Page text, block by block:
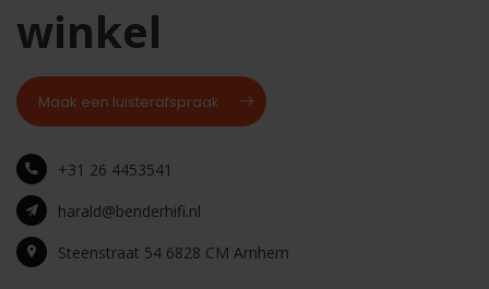
winkel
Maak een luisterafspraak
+31 26 4453541
harald@benderhifi.nl
Steenstraat 54 6828 CM Arnhem